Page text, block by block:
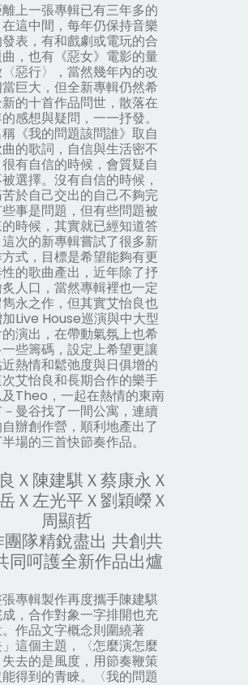
一張專輯已有三年多的
這中間，每年仍保持音樂
表，有和戲劇或電玩的合
，也有《惡女》電影的量
惡行〉，當然幾年內的改
巨大，但全新專輯仍然希
的十首作品問世，散落在
感想與疑問，一一抒發。
《我的問題該問誰》取自
的歌詞，自信與生活密不
有自信的時候，會質疑自
選擇。沒有自信的時候，
於自己交出的自己不夠完
事是問題，但有些問題被
時候，其實就已經知道答
次的新專輯嘗試了很多新
式，目標是希望能夠有更
的歌曲產出，近年除了抒
人口，當然專輯裡也一定
永之作，但其實艾怡良也
Live House巡演與中大型
演出，在帶動氣氛上也希
些籌碼，設定上希望更讓
熱情和鬆弛度與日俱增的
艾怡良和長期合作的樂手
Theo，一起在熱情的東南
曼谷找了一間公寓，連續
辦創作營，順利地產出了
場的三首快節奏作品。
Ｘ陳建騏Ｘ蔡康永Ｘ
Ｘ左光平Ｘ劉穎嶸Ｘ
周顯哲
團隊精銳盡出 共創共
同呵護全新作品出爐
輯製作再度攜手陳建騏
，合作對象一字排開也充
作品文字概念則圍繞著
」這個主題，
〈怎麼演怎麼
失去的是風度，用節奏鞭策
得到的青睞。
〈我的問題